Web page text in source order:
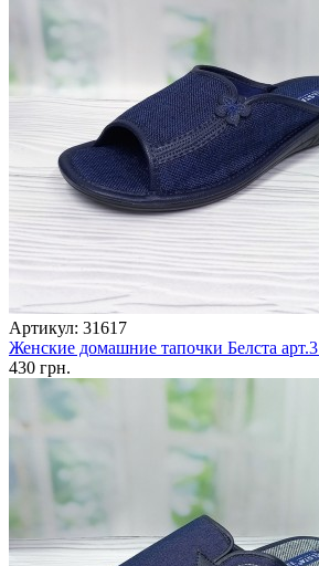
Артикул: 31617
Женские домашние тапочки Белста
430 грн.